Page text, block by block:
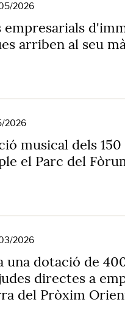
2026
empresarials
arriben al seu
2026
musical dels
el Parc del
2026
una dotació de
directes a
del Pròxim